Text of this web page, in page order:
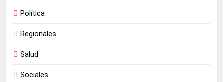
Política
Regionales
Salud
Sociales